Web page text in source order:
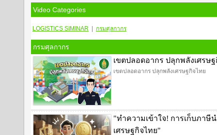
Video Categories
LOGISTICS SIMINAR กรมศุลกากร
กรมศุลกากร
เขตปลอดอากร ปลุกพลังเศรษ
เขตปลอดอากร ปลุกพลังเศรษฐกิจไทย
"ทำความเข้าใจ! การเก็บภาษี
เศรษฐกิจไทย"